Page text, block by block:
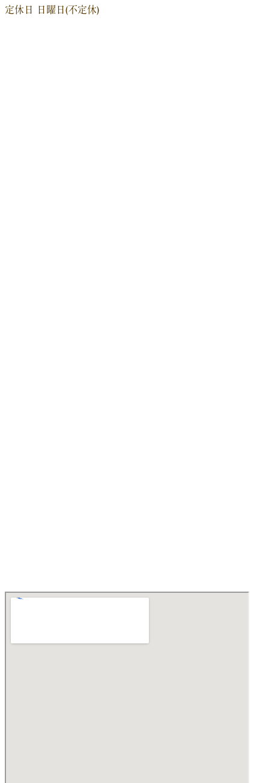
定休日 日曜日(不定休)